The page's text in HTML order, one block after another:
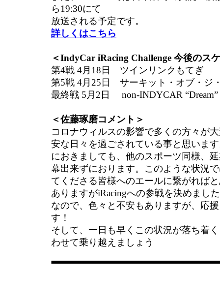
ら19:30にて
放送される予定です。
詳しくはこちら
＜IndyCar iRacing Challenge 今後のス
第4戦 4月18日 ツインリンクもてぎ
第5戦 4月25日 サーキット・オブ・ジ
最終戦 5月2日 non-INDYCAR “Dream”
＜佐藤琢磨コメント＞
コロナウィルスの影響で多くの方々が
安な日々を過ごされている事と思いま
におきましても、他のスポーツ同様、
幕出来ずにおります。このような状況
てくださる皆様へのエールに繋がれば
ありますがiRacingへの参戦を決めまし
なので、色々と不安もありますが、応
す！
そして、一日も早くこの状況が落ち着
わせて乗り越えましょう